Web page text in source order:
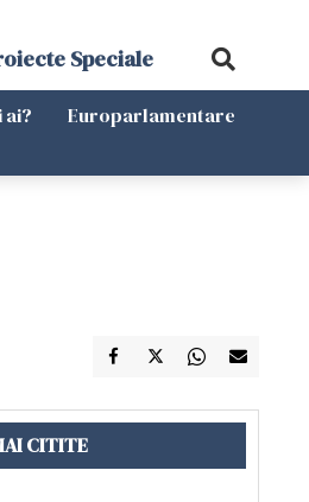
Speciale
Europarlamentare
CITITE